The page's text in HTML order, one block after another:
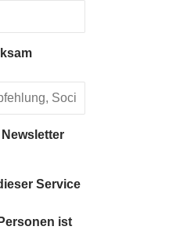
Service
ist